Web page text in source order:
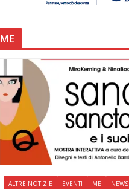
ME
ALTRE NOTIZIE EVENTI ME NEWS